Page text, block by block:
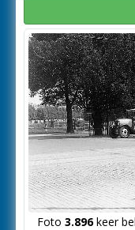
Foto 3.896keer